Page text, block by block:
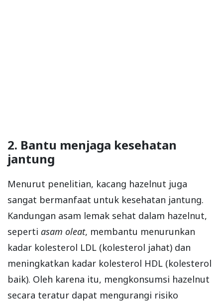
2. Bantu menjaga kesehatan
jantung
Menurut penelitian, kacang hazelnut juga
sangat bermanfaat untuk kesehatan jantung.
Kandungan asam lemak sehat dalam hazelnut,
seperti asam oleat, membantu menurunkan
kadar kolesterol LDL (kolesterol jahat) dan
meningkatkan kadar kolesterol HDL (kolesterol
baik). Oleh karena itu, mengkonsumsi hazelnut
secara teratur dapat mengurangi risiko